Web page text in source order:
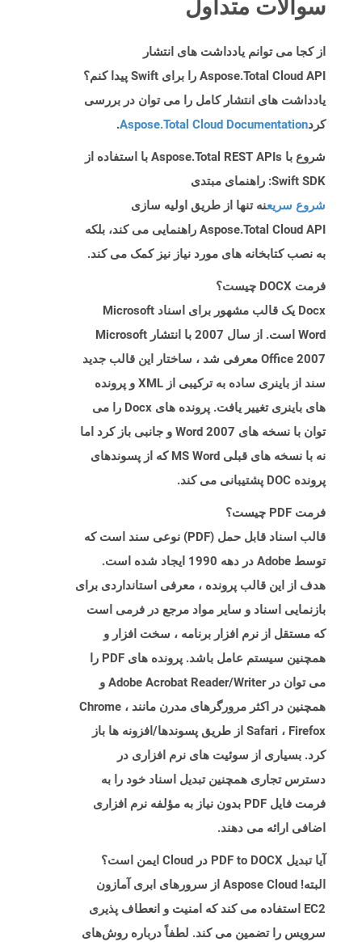
از کجا می توانم یادداشت های انتشار
Aspose.Total Cloud API را برای Swift پیدا کنم؟
یادداشت های انتشار کامل را می توان در بررسی
کردAspose.Total Cloud Documentation
.
شروع با Aspose.Total REST APIs با استفاده از
Swift SDK: راهنمای مبتدی
شروع سریعنه تنها از طریق اولیه سازی
Aspose.Total Cloud API راهنمایی می کند، بلکه
به نصب کتابخانه های مورد نیاز نیز کمک می کند.
فرمت DOCX چیست؟
Docx یک قالب مشهور برای اسناد Microsoft
Word است. از سال 2007 با انتشار Microsoft
Office 2007 معرفی شد ، ساختار این قالب جدید
سند از باینری ساده به ترکیبی از XML و پرونده
های باینری تغییر یافت. پرونده های Docx را می
توان با نسخه های Word 2007 و جانبی باز کرد اما
نه با نسخه های قبلی MS Word که از پسوندهای
پرونده DOC پشتیبانی می کند.
فرمت PDF چیست؟
قالب اسناد قابل حمل (PDF) نوعی سند است که
توسط Adobe در دهه 1990 ایجاد شده است.
هدف از این قالب پرونده ، معرفی استانداردی برای
بازنمایی اسناد و سایر مواد مرجع در فرمی است
که مستقل از نرم افزار برنامه ، سخت افزار و
همچنین سیستم عامل باشد. پرونده های PDF را
می توان در Adobe Acrobat Reader/Writer و
همچنین در اکثر مرورگرهای مدرن مانند Chrome ،
Safari ، Firefox از طریق پسوندها/افزونه ها باز
کرد. بسیاری از سوئیت های نرم افزاری در
دسترس تجاری همچنین تبدیل اسناد خود را به
فرمت فایل PDF بدون نیاز به مؤلفه نرم افزاری
اضافی ارائه می دهند.
آیا تبدیل PDF to DOCX در Cloud ایمن است؟
البته! Aspose Cloud از سرورهای ابری آمازون
EC2 استفاده می کند که امنیت و انعطاف پذیری
سرویس را تضمین می کند. لطفاً درباره روش‌های